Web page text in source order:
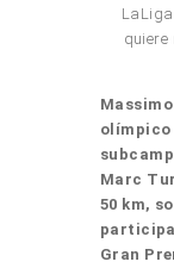
quiere
olímpico
Marc
50 km,
Gran